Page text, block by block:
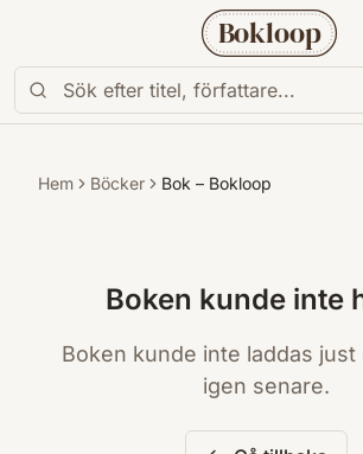
Bokloop
Hem Böcker Bok – Bokloop
Boken kunde inte
Boken kunde inte laddas just
igen senare.